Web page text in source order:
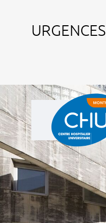
URGENCES